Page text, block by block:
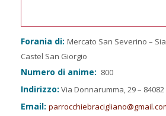
Forania di: Mercato San Severino –
Castel San Giorgio
Numero di anime: 800
Indirizzo: Via Donnarumma, 29 –
Email: